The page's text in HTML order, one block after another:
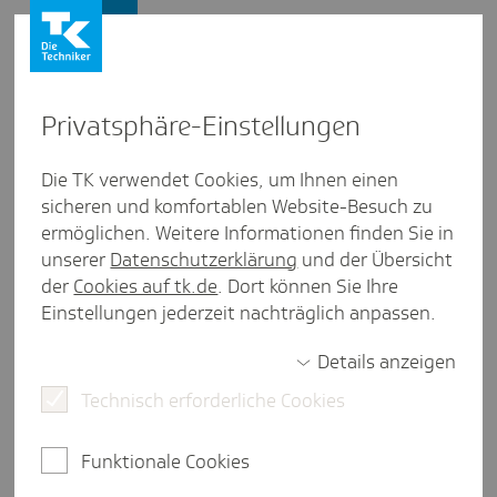
#Gesund­heitS­ach­sen­An­halt:
Folge 03
Inter­view aus Sach­sen-Anhalt
Steffi Suchant, Leiterin der TK-Landesvertretung
sozialpolitischer Sprecher der FDP-
Presse und Politik Gesundheitspolitik
Privat­sphäre-Einstel­lungen
Die TK verwendet Cookies, um Ihnen einen
sicheren und komfortablen Website-Besuch zu
ermöglichen. Weitere Informationen finden Sie in
unserer Datenschutzerklärung und der Übersicht
der Cookies auf tk.de. Dort können Sie Ihre
Einstellungen jederzeit nachträglich anpassen.
Details anzeigen
Technisch erforderliche Cookies
Funktionale Cookies